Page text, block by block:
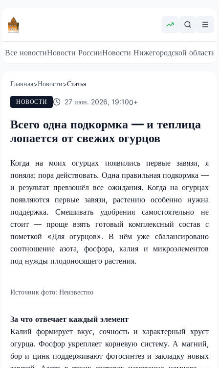
Все новостиНовости РоссииНовости Нижегородской области
Главная>Новости>Статья
НОВОСТИ 27 июн. 2026, 19:100+
Всего одна подкормка — и теплица
лопается от свежих огурцов
Когда на моих огурцах появились первые завязи, я
поняла: пора действовать. Одна правильная подкормка —
и результат превзошёл все ожидания. Когда на огурцах
появляются первые завязи, растению особенно нужна
поддержка. Смешивать удобрения самостоятельно не
стоит — проще взять готовый комплексный состав с
пометкой «Для огурцов». В нём уже сбалансировано
соотношение азота, фосфора, калия и микроэлементов
под нужды плодоносящего растения.
Источник фото: Неизвестно
За что отвечает каждый элемент
Калий формирует вкус, сочность и характерный хруст
огурца. Фосфор укрепляет корневую систему. А магний,
бор и цинк поддерживают фотосинтез и закладку новых